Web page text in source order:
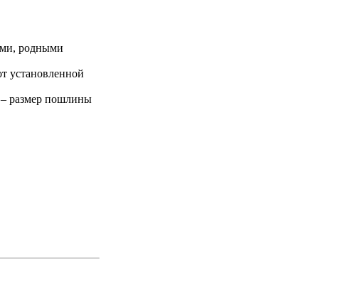
родными
установленной
размер пошлины